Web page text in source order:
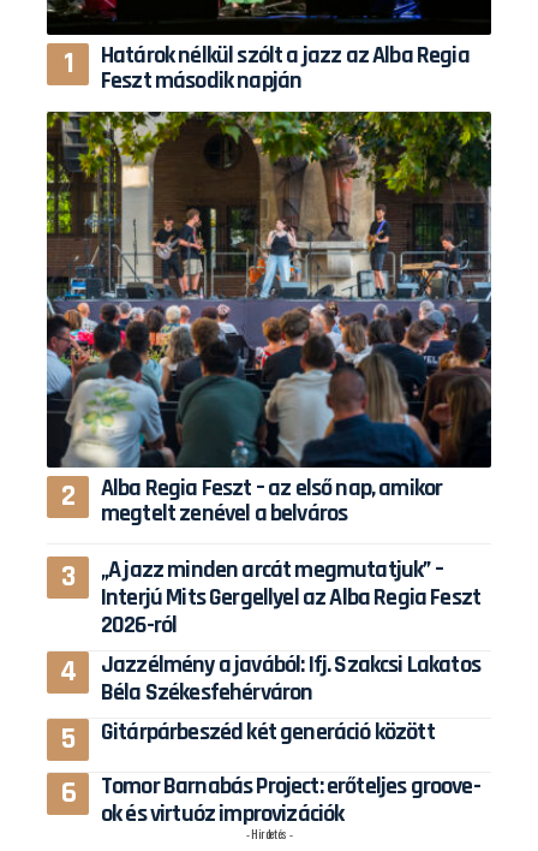
Határok nélkül szólt a jazz az Alba Regia
Feszt második napján
Alba Regia Feszt – az első nap, amikor
megtelt zenével a belváros
„A jazz minden arcát megmutatjuk” –
Interjú Mits Gergellyel az Alba Regia Feszt
2026-ról
Jazzélmény a javából: Ifj. Szakcsi Lakatos
Béla Székesfehérváron
Gitárpárbeszéd két generáció között
Tomor Barnabás Project: erőteljes groove-
ok és virtuóz improvizációk
- Hirdetés -